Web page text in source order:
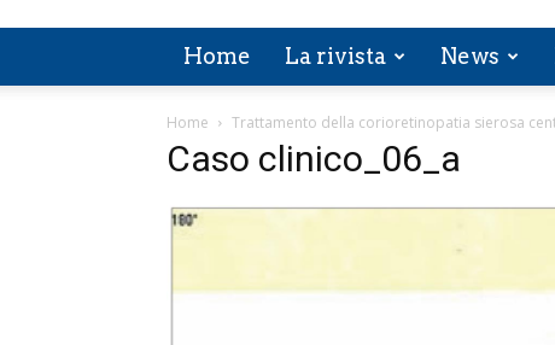
Home La rivista News
Home Trattamento della corioretinopatia sierosa
Caso clinico_06_a